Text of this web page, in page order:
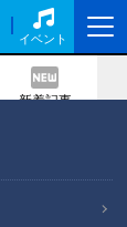
イベント
新着記事